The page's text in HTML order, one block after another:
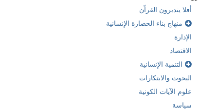
ربما تكون مهتما ايضا بـ